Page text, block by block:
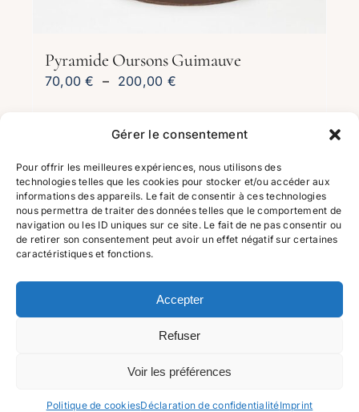
Gérer le consentement
Pour offrir les meilleures expériences, nous utilisons des
technologies telles que les cookies pour stocker et/ou accéder aux
informations des appareils. Le fait de consentir à ces technologies
nous permettra de traiter des données telles que le comportement de
navigation ou les ID uniques sur ce site. Le fait de ne pas consentir ou
de retirer son consentement peut avoir un effet négatif sur certaines
caractéristiques et fonctions.
Accepter
Refuser
Voir les préférences
Politique de cookiesDéclaration de confidentialitéImprint
Pyramide Oursons Guimauve
70,00€ – 200,00 €Plage
70,00 €
à
200,00 €
Choix des optionsCe
produit
a
plusieurs
variations.
Les
peuvent
être
choisies
la
page
2023 Tous droits réservés | maison-jeym.com | 116 Av. de
jeym.com